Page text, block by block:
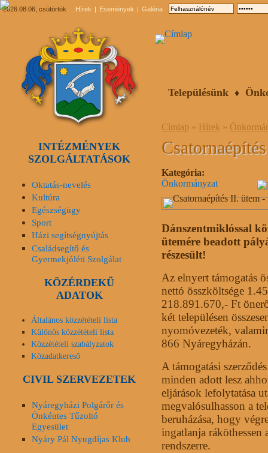
2026.08.06, csütörtök Hírek Események Galéria
Településünk
Címlap » Hírek »
Kategória:
Önkormányzat
Dánszentmiklóssal
ütemére beadott
részesült!
Az elnyert támogatás
nettó összköltsége
218.891.670,- Ft
két településen
nyomóvezeték,
866 Nyáregyházán.
A támogatási
minden adott lesz
eljárások lefolytatása
megvalósulhasson a
beruházása, hogy
ingatlanja
rendszerre.
INTÉZMÉNYEK
SZOLGÁLTATÁSOK
Oktatás-nevelés
Kultúra
Egészségügy
Sport
Házi segítségnyújtás
Családsegítő és
Gyermekjóléti Szolgálat
KÖZÉRDEKŰ
ADATOK
Általános közzétételi lista
Különös közzétételi lista
Közzétételi szabályzatok
Közadatkereső
CIVIL SZERVEZETEK
Nyáregyházi Polgárőr és
Önkéntes Tűzoltó
Egyesület
Nyáry Pál Nyugdíjas Klub